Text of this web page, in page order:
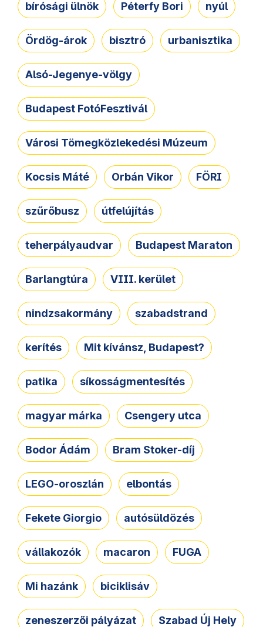
bírósági ülnök Péterfy Bori nyúl
Ördög-árok bisztró urbanisztika
Alsó-Jegenye-völgy
Budapest FotóFesztivál
Városi Tömegközlekedési Múzeum
Kocsis Máté Orbán Vikor FÖRI
szűrőbusz útfelújítás
teherpályaudvar Budapest Maraton
Barlangtúra VIII. kerület
nindzsakormány szabadstrand
kerítés Mit kívánsz, Budapest?
patika síkosságmentesítés
magyar márka Csengery utca
Bodor Ádám Bram Stoker-díj
LEGO-oroszlán elbontás
Fekete Giorgio autósüldözés
vállakozók macaron FUGA
Mi hazánk biciklisáv
zeneszerzői pályázat Szabad Új Hely